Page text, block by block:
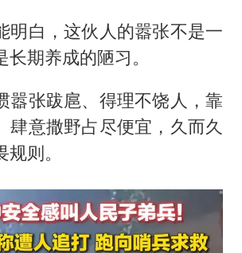
明白，这伙人的嚣张不是一
期养成的陋习。
嚣张跋扈、得理不饶人，靠
肆意撒野占尽便宜，久而久
则。